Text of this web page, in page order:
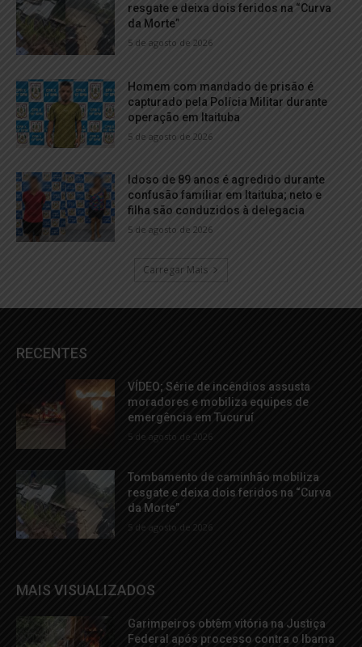
resgate e deixa dois feridos na “Curva
da Morte”
5 de agosto de 2026
Homem com mandado de prisão é
capturado pela Polícia Militar durante
operação em Itaituba
5 de agosto de 2026
Idoso de 89 anos é agredido durante
confusão familiar em Itaituba; neto e
filha são conduzidos à delegacia
5 de agosto de 2026
Carregar Mais
RECENTES
VÍDEO; Série de incêndios assusta
moradores e mobiliza equipes de
emergência em Tucuruí
5 de agosto de 2026
Tombamento de caminhão mobiliza
resgate e deixa dois feridos na “Curva
da Morte”
5 de agosto de 2026
MAIS VISUALIZADOS
Garimpeiros obtêm vitória na Justiça
Federal após processo contra o Ibama